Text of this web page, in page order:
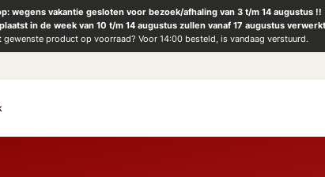
wegens vakantie gesloten voor bezoek/afhaling van 3 t/m 14 augustus !!
in de week van 10 t/m 14 augustus zullen vanaf 17 augustus
gewenste product op voorraad? Voor 14:00 besteld, is vandaag verstuurd.